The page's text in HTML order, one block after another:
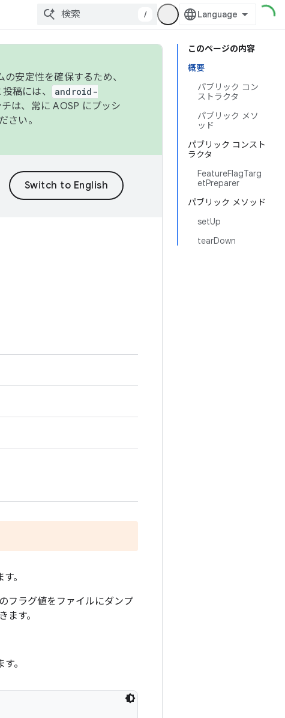
/
このページの内容
概要
パブリック コン
ストラクタ
パブリック メソ
ッド
パブリック コンスト
ラクタ
FeatureFlagTarg
etPreparer
パブリック メソッド
setUp
tearDown
安定性を確保するため、
稿には、
android-
は、常に AOSP にプッシ
さい。
。
フラグ値をファイルにダンプ
す。
。